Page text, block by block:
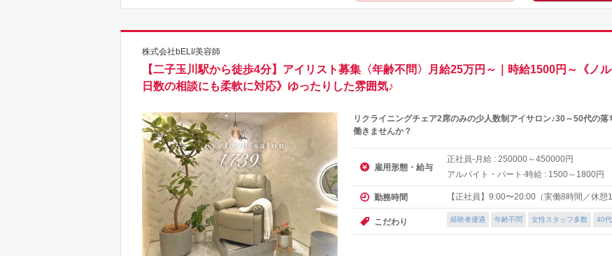
株式会社bELI/美容師
【二子玉川駅から徒歩4分】アイリスト募集〈年齢不問〉月給25万円～｜時給1500円～《ノ
日数の相談にも柔軟に対応》ゆったりした雰囲気♪
リクライニングチェア2席のみの少人数制アイサロン♪30～50代の
働きませんか？
雇用形態・給与
正社員-月給 : 250000～450000円
アルバイト・パート-時給 : 1500～ 1800円
勤務時間 【正社員】9:00〜20:00（実働8時間／休
こだわり 経験者優遇 年齢不問 女性スタッフ多数 40